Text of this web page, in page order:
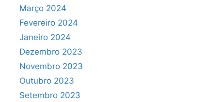
Março 2024
Fevereiro 2024
Janeiro 2024
Dezembro 2023
Novembro 2023
Outubro 2023
Setembro 2023